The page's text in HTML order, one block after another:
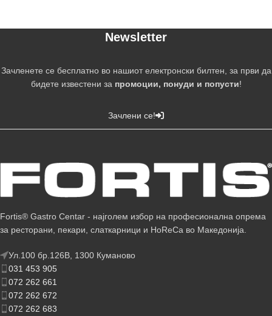
Newsletter
Зачленете се бесплатно во нашиот електронски билтен, за први да
бидете известени за промоции, понуди и попусти!
Зачлени се!
Fortis® Gastro Centar - најголем избор на професионална опрема
за ресторани, пекари, слаткарници и HoReCa во Македонија.
Ул.100 бр.126В, 1300 Куманово
031 453 905
072 262 661
072 262 672
072 262 683